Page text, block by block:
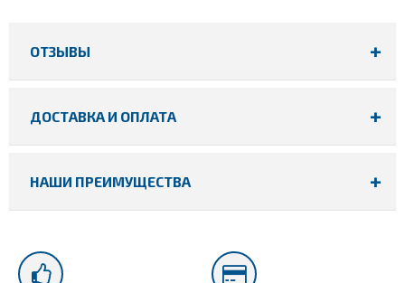
ОТЗЫВЫ
ДОСТАВКА И ОПЛАТА
НАШИ ПРЕИМУЩЕСТВА